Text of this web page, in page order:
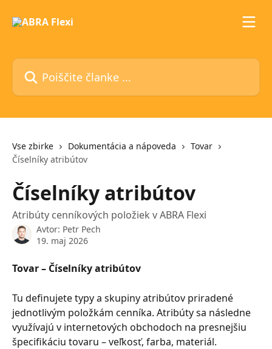
Poiščite članke ...
Vse zbirke Dokumentácia a nápoveda
Tovar
Číselníky atribútov
Číselníky atribútov
Atribúty cenníkových položiek v ABRA Flexi
Avtor: Petr Pech
19. maj 2026
Tovar – Číselníky atribútov
Tu definujete typy a skupiny atribútov priradené
jednotlivým položkám cenníka. Atribúty sa následne
využívajú v internetových obchodoch na presnejšiu
špecifikáciu tovaru – veľkosť, farba, materiál.